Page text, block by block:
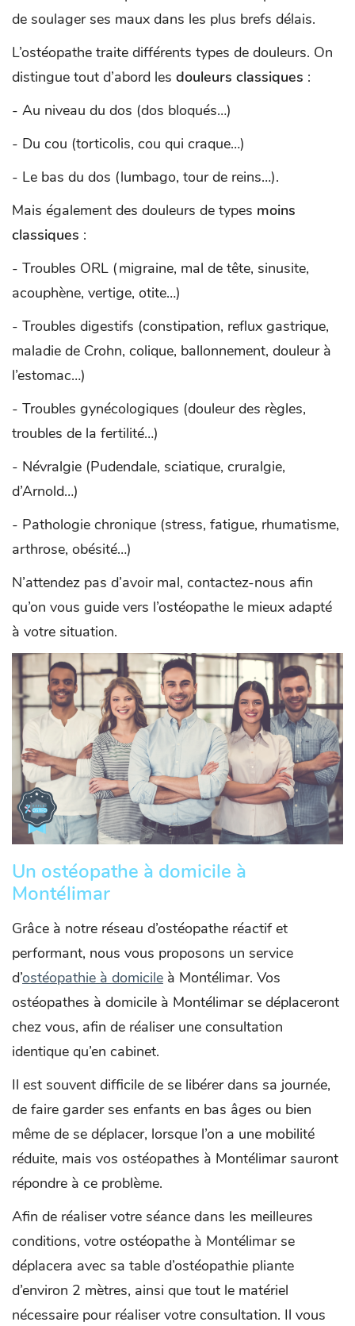
de soulager ses maux dans les plus brefs délais.
L’ostéopathe traite différents types de douleurs. On
distingue tout d’abord les douleurs classiques :
- Au niveau du dos (dos bloqués…)
- Du cou (torticolis, cou qui craque…)
- Le bas du dos (lumbago, tour de reins…).
Mais également des douleurs de types moins
classiques :
- Troubles ORL (migraine, mal de tête, sinusite,
acouphène, vertige, otite…)
- Troubles digestifs (constipation, reflux gastrique,
maladie de Crohn, colique, ballonnement, douleur à
l’estomac…)
- Troubles gynécologiques (douleur des règles,
troubles de la fertilité…)
- Névralgie (Pudendale, sciatique, cruralgie,
d’Arnold…)
- Pathologie chronique (stress, fatigue, rhumatisme,
arthrose, obésité…)
N’attendez pas d’avoir mal, contactez-nous afin
qu’on vous guide vers l’ostéopathe le mieux adapté
à votre situation.
Un ostéopathe à domicile à
Montélimar
Grâce à notre réseau d’ostéopathe réactif et
performant, nous vous proposons un service
d’ostéopathie à domicile à Montélimar. Vos
ostéopathes à domicile à Montélimar se déplaceront
chez vous, afin de réaliser une consultation
identique qu’en cabinet.
Il est souvent difficile de se libérer dans sa journée,
de faire garder ses enfants en bas âges ou bien
même de se déplacer, lorsque l’on a une mobilité
réduite, mais vos ostéopathes à Montélimar sauront
répondre à ce problème.
Afin de réaliser votre séance dans les meilleures
conditions, votre ostéopathe à Montélimar se
déplacera avec sa table d’ostéopathie pliante
d’environ 2 mètres, ainsi que tout le matériel
nécessaire pour réaliser votre consultation. Il vous